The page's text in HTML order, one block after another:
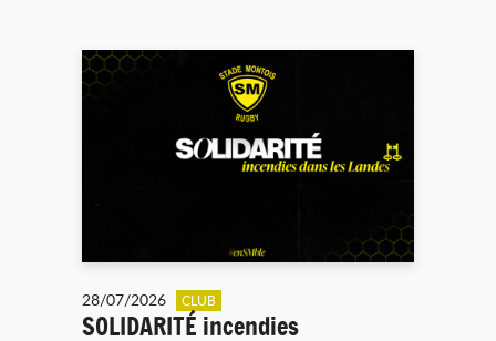
28/07/2026 CLUB
SOLIDARITÉ incendies